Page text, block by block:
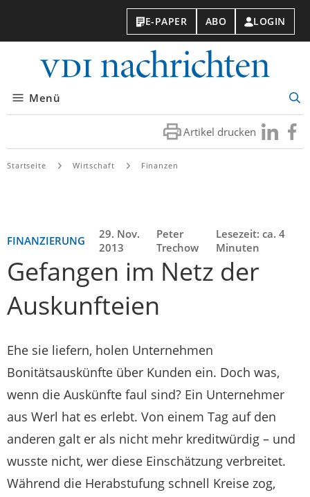
E-PAPER ABO LOGIN
Menü
Artikel drucken Besuchen
Sie
Sie
Startseite Wirtschaft Finanzen
FINANZIERUNG
29. Nov.
2013
Peter
Trechow
Lesezeit: ca. 4
Minuten
Gefangen im Netz der
Auskunfteien
Ehe sie liefern, holen Unternehmen
Bonitätsauskünfte über Kunden ein. Doch was,
wenn die Auskünfte faul sind? Ein Unternehmer
aus Werl hat es erlebt. Von einem Tag auf den
anderen galt er als nicht mehr kreditwürdig – und
wusste nicht, wer diese Einschätzung verbreitet.
Während die Herabstufung schnell Kreise zog,